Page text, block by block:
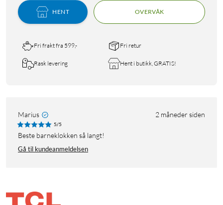
HENT OVERVÅK
Fri frakt fra 599,- Fri retur
Rask levering Hent i butikk, GRATIS!
Marius 2 måneder siden
5/5
Beste barneklokken så langt!
Gå til kundeanmeldelsen